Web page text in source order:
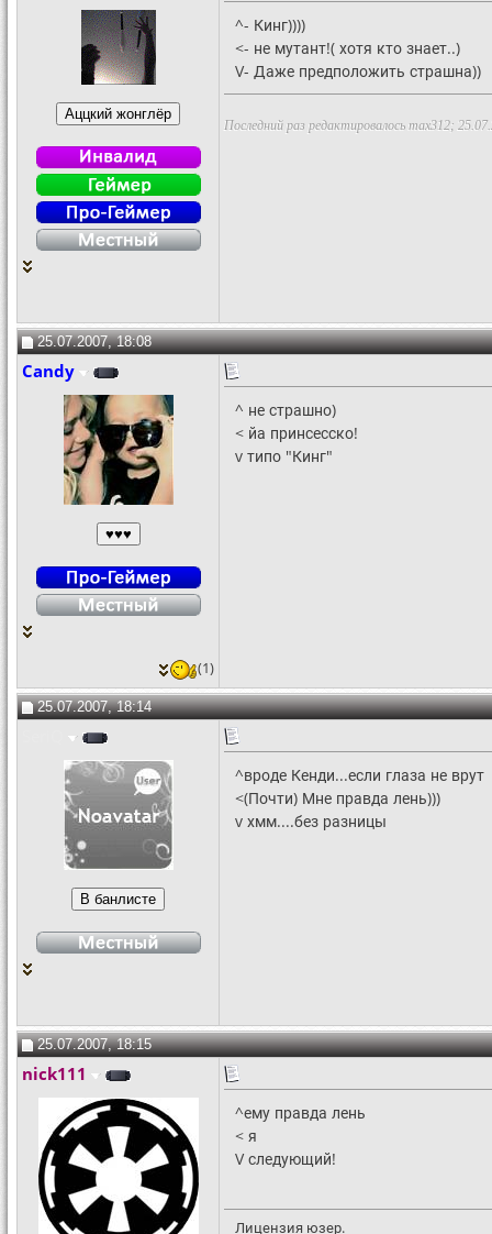
^- Кинг))))
<- не мутант!( хотя кто знает..)
V- Даже предположить страшна))
Последний раз редактировалось max312;
25.07.2007, 18:08
Candy
^ не страшно)
< йа принсесско!
v типо "Кинг"
(1)
25.07.2007, 18:14
^вроде Кенди...если глаза не врут
<(Почти) Мне правда лень)))
v хмм....без разницы
25.07.2007, 18:15
nick111
^ему правда лень
< я
V следующий!
Лицензия юзер.